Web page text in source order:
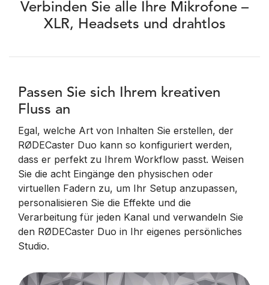
Verbinden Sie alle Ihre Mikrofone –
XLR, Headsets und drahtlos
Passen Sie sich Ihrem kreativen
Fluss an
Egal, welche Art von Inhalten Sie erstellen, der
RØDECaster Duo kann so konfiguriert werden,
dass er perfekt zu Ihrem Workflow passt. Weisen
Sie die acht Eingänge den physischen oder
virtuellen Fadern zu, um Ihr Setup anzupassen,
personalisieren Sie die Effekte und die
Verarbeitung für jeden Kanal und verwandeln Sie
den RØDECaster Duo in Ihr eigenes persönliches
Studio.